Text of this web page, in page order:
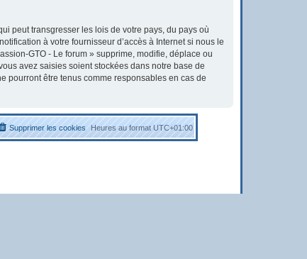
peut transgresser les lois de votre pays, du pays où
à votre fournisseur d’accès à Internet si nous le
GTO - Le forum » supprime, modifie, déplace ou
avez saisies soient stockées dans notre base de
pourront être tenus comme responsables en cas de
Heures au formatUTC+01:00
Supprimer les cookies